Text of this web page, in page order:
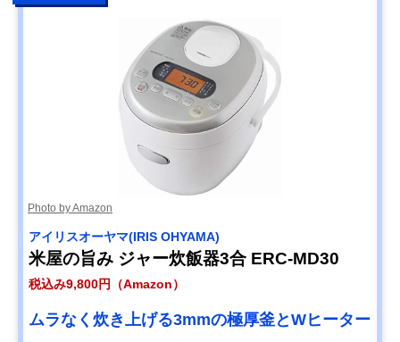
Photo by Amazon
アイリスオーヤマ(IRIS OHYAMA)
米屋の旨み ジャー炊飯器3合 ERC-MD30
税込み9,800円（Amazon）
ムラなく炊き上げる3mmの極厚釜とWヒーター